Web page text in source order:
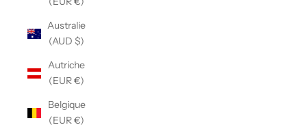
Australie
(AUD $)
Autriche
(EUR €)
Belgique
(EUR €)